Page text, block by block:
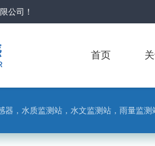
公司 ！
首页
器，水质监测站，水文监测站，雨量监